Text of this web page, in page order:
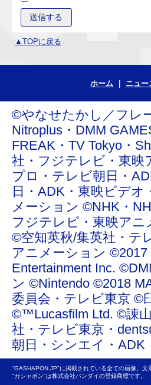
▲TOPに戻る
ホーム ニュー
©やなせたかし／フレ
Nitroplus・DMM
FREAK・TV Tokyo・
社・フジテレビ・東映
プロ・テレビ朝日・
日・ADK・東映ビデ
メーション ©NHK・
フジテレビ・東映アニ
©空知英秋/集英社・テ
アニメーション
Entertainment Inc.
ン ©Nintendo ©2018
委員会・テレビ東京 ©
©™Lucasfilm Ltd. ©諌
社・テレビ東京・
朝日・シンエイ・ADK
"GASHAPON.JP"に掲載されている全ての画像、
"ガシャポン"は株式会社バンダイの登録商標です。